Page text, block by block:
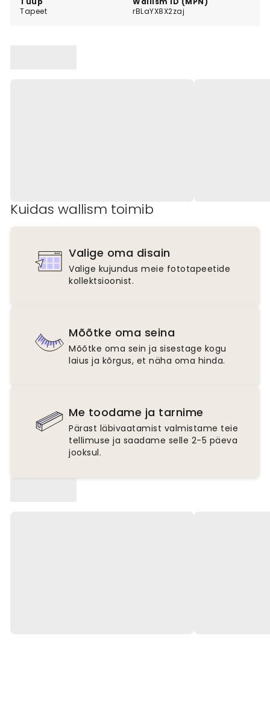
Tapeet
rBLaYX8X2zaj
Kuidas wallism toimib
Valige oma disain
Valige kujundus meie fototapeetide
kollektsioonist.
Mõõtke oma seina
Mõõtke oma sein ja sisestage kogu
laius ja kõrgus, et näha oma hinda.
Me toodame ja tarnime
Pärast läbivaatamist valmistame teie
tellimuse ja saadame selle 2-5 päeva
jooksul.